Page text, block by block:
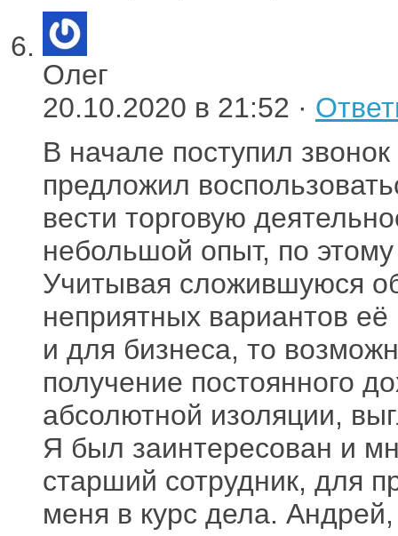
Олег
20.10.2020 в 21:52 ·
В начале поступил
предложил
вести торговую
небольшой опыт, по
Учитывая сложившуюся
неприятных вариантов
и для бизнеса, то
получение постоянного
абсолютной изоляции,
Я был заинтересован и
старший сотрудник, для
меня в курс дела.